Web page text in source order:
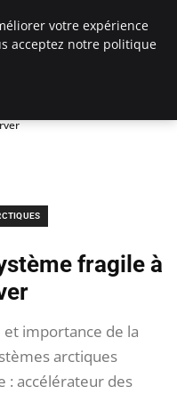
fragile à
et importance de la
arctiques
: accélérateur des
votre expérience
acceptez notre politique